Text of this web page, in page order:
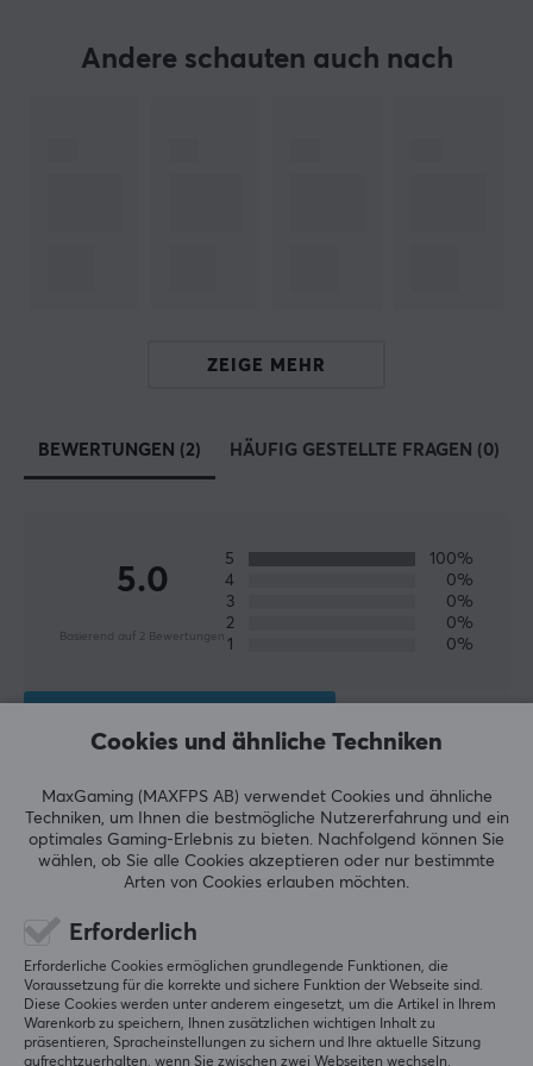
Andere schauten auch nach
ZEIGE MEHR
BEWERTUNGEN (2) HÄUFIG GESTELLTE FRAGEN (0)
5.0
Basierend auf 2 Bewertungen
5
100%
4
0%
3
0%
2
0%
1
0%
Relevanz
Alle Bewertungen
Veli-Matti K
PC
EspTiger ICE Mouse Skates Für Razer Orochi V2
vor 2 Monaten
Benediktus P Verifizierter Käufer
Cookies und ähnliche Techniken
MaxGaming (MAXFPS AB) verwendet Cookies und ähnliche
Techniken, um Ihnen die bestmögliche Nutzererfahrung und ein
optimales Gaming-Erlebnis zu bieten. Nachfolgend können Sie
wählen, ob Sie alle Cookies akzeptieren oder nur bestimmte
Arten von Cookies erlauben möchten.
Erforderlich
Erforderliche Cookies ermöglichen grundlegende Funktionen, die
Voraussetzung für die korrekte und sichere Funktion der Webseite sind.
Diese Cookies werden unter anderem eingesetzt, um die Artikel in Ihrem
Warenkorb zu speichern, Ihnen zusätzlichen wichtigen Inhalt zu
präsentieren, Spracheinstellungen zu sichern und Ihre aktuelle Sitzung
aufrechtzuerhalten, wenn Sie zwischen zwei Webseiten wechseln.